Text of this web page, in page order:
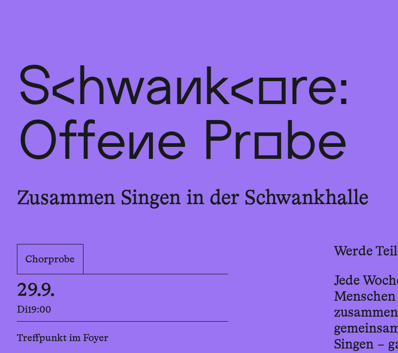
Schwankcore:
Offene Probe
Zusammen Singen in der Schwankhalle
Chorprobe
29.9.
Di19:00
Treffpunkt im Foyer
Werde
Jede
Singen –